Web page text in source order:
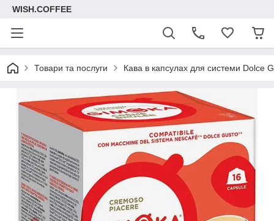
WISH.COFFEE
Товари та послуги Кава в капсулах для системи Dolce